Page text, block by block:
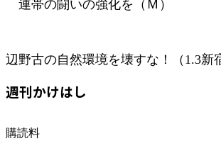
連帯の闘いの強化を（Ｍ）
辺野古の自然環境を壊すな！（1.3新
週刊かけはし
購読料